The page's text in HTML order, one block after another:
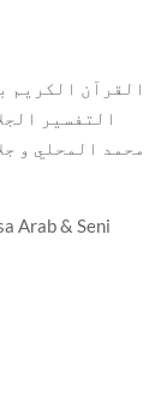
القرآن الکريم
التفسير
محمد المحلي و
Arab & Seni